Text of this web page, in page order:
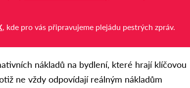
, kde pro vás připravujeme plejádu pestrých zpráv.
nákladů na bydlení, které hrají klíčovou
ne vždy odpovídají reálným nákladům